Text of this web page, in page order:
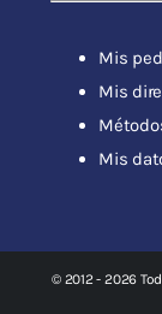
Mis
Mis
Mis
© 2012 - 2026